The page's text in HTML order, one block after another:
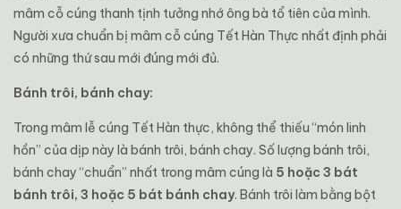
mâm cỗ cúng thanh tịnh tưởng nhớ ông bà tổ tiên của mình.
Người xưa chuẩn bị mâm cỗ cúng Tết Hàn Thực nhất định phải
có những thứ sau mới đúng mới đủ.
Bánh trôi, bánh chay:
Trong mâm lễ cúng Tết Hàn thực, không thể thiếu “món linh
hồn” của dịp này là bánh trôi, bánh chay. Số lượng bánh trôi,
bánh chay “chuẩn” nhất trong mâm cúng là 5 hoặc 3 bát
bánh trôi, 3 hoặc 5 bát bánh chay. Bánh trôi làm bằng bột